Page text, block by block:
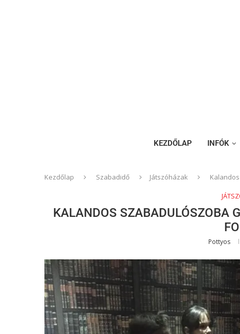
KEZDŐLAP INFÓK
Kezdőlap Szabadidő Játszóházak
KALANDOS SZABADULÓSZOBA
Pottyos